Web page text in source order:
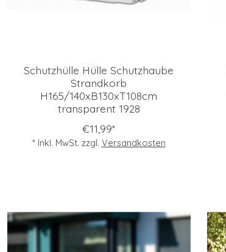
Schutzhülle Hülle Schutzhaube
Strandkorb
H165/140xB130xT108cm
transparent 1928
€11,99*
* Inkl. MwSt. zzgl. Versandkosten